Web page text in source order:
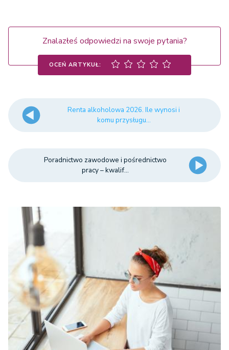
Znalazłeś odpowiedzi na swoje pytania?
OCEŃ ARTYKUŁ:
Renta alkoholowa 2026. Ile wynosi i
komu przysługu...
Poradnictwo zawodowe i pośrednictwo
pracy – kwalif...